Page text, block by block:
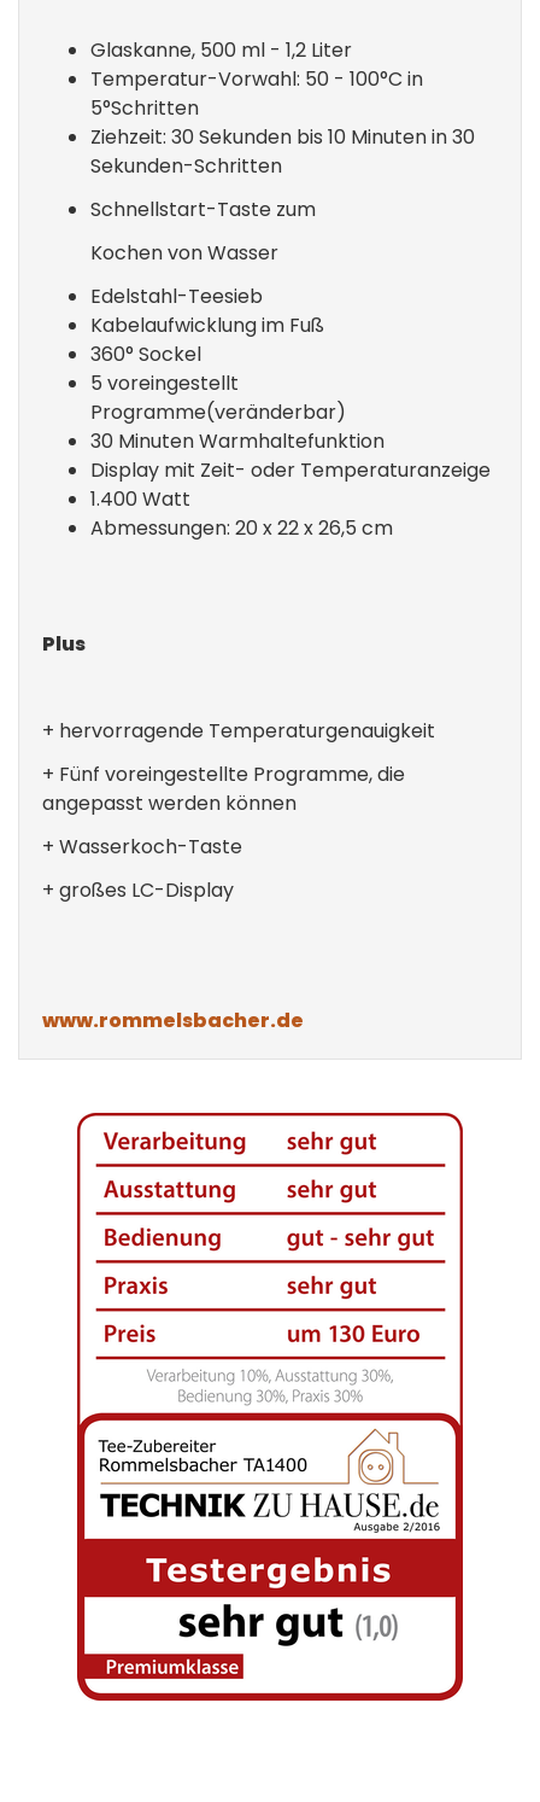
Glaskanne, 500 ml - 1,2 Liter
Temperatur-Vorwahl: 50 - 100°C in
5°Schritten
Ziehzeit: 30 Sekunden bis 10 Minuten­ in 30
Sekunden-Schritten
Schnellstart-Taste zum
Kochen von Wasser
Edelstahl-Teesieb
Kabelaufwicklung im Fuß
360° Sockel
5 voreingestellt
Programme(veränderbar)
30 Minuten Warmhaltefunktion
Display mit Zeit- oder Temperaturanzeige
1.400 Watt
Abmessungen: 20 x 22 x 26,5 cm
Plus
+ hervorragende Temperaturgenauigkeit
+ Fünf voreingestellte Programme, die
angepasst werden können
+ Wasserkoch-Taste
+ großes LC-Display
www.rommelsbacher.de